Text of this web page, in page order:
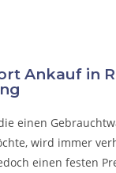
Ankauf in
einen
wird immer
einen festen